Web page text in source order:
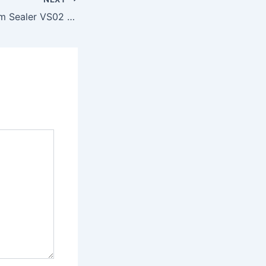
Jual Mesin Vacuum Sealer VS02 Ardin (basah dan kering) di Pakanbaru